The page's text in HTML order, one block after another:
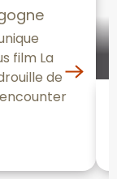
film La
de